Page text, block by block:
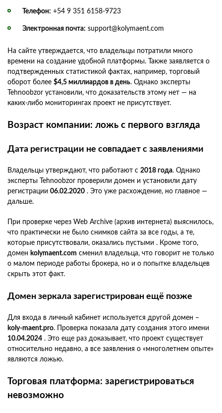
Телефон: +54 9 351 6158-9723
Электронная почта: support@kolymaent.com
На сайте утверждается, что владельцы потратили много
времени на создание удобной платформы. Также заявляется о
подтвержденных статистикой фактах, например, торговый
оборот более $4,5 миллиардов в день. Однако эксперты
Tehnoobzor установили, что доказательств этому нет — на
каких-либо мониторингах проект не присутствует.
Возраст компании: ложь с первого взгляда
Дата регистрации не совпадает с заявлениями
Владельцы утверждают, что работают с 2018 года. Однако
эксперты Tehnoobzor проверили домен и установили дату
регистрации 06.02.2020 . Это уже расхождение, но главное —
дальше.
При проверке через Web Archive (архив интернета) выяснилось,
что практически не было снимков сайта за все годы, а те,
которые присутствовали, оказались пустыми . Кроме того,
домен kolymaent.com сменил владельца, что говорит не только
о малом периоде работы брокера, но и о попытке владельцев
скрыть этот факт.
Домен зеркала зарегистрирован ещё позже
Для входа в личный кабинет используется другой домен –
koly-maent.pro. Проверка показала дату создания этого имени
10.04.2024 . Это еще раз доказывает, что проект существует
относительно недавно, а все заявления о «многолетнем опыте»
являются ложью.
Торговая платформа: зарегистрироваться
невозможно